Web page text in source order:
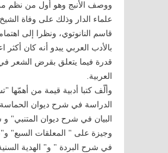
ووصف الأنبج وهو أول من نظم
علماء الدار وذلك على وفاة
قاسم النانوتوي، ونظرا إلى
بالأدب العربي يبدو أنه كان أكثر
قدرة فيما يتعلق بقرض الشعر في
العربية.
وألّف كتبا أدبية قيمة من أهمّها
الدراسة في شرح ديوان
البيان في شرح ديوان المتنبي"
وجيزة على " المعلقات السبع"
في شرح البردة " و" الهدية